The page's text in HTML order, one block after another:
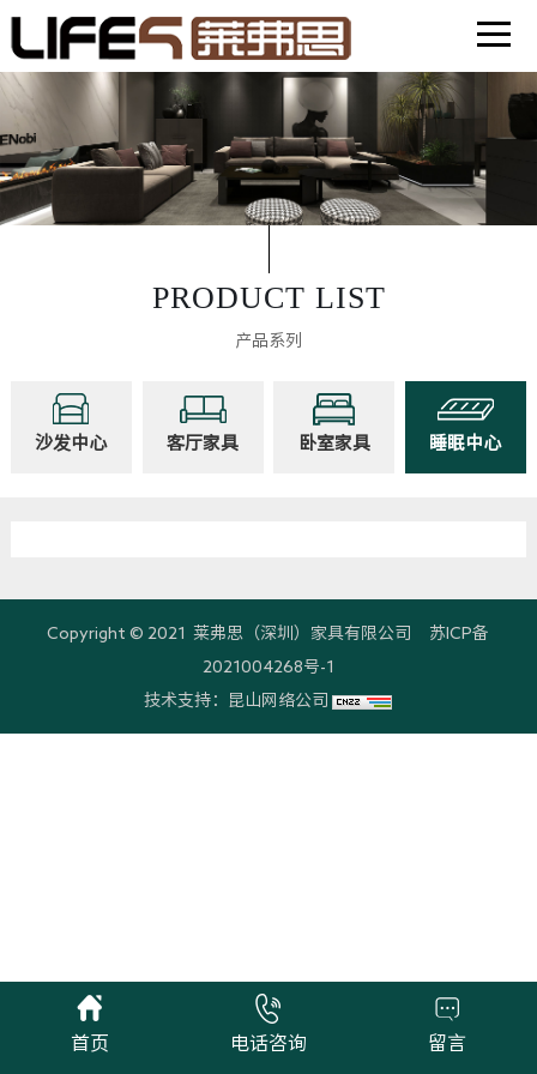
首页
产品中心
线下体验店
新闻中心
联系我们
PRODUCT LIST
产品系列
沙发中心 客厅家具 卧室家具 睡眠中心
Copyright © 2021 莱弗思（深圳）家具有限公司 苏ICP备
2021004268号-1
技术支持：
昆山网络公司
首页 电话咨询 留言